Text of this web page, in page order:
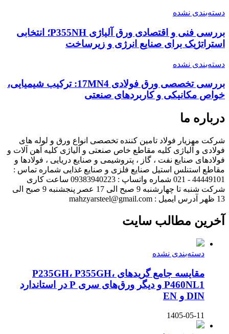
دسته‌بندی نشده
بررسی فنی و اقتصادی ورق آلیاژی P355NH؛ انتخابی
استراتژیک برای صنایع انرژی و زیرساخت
دسته‌بندی نشده
بررسی تخصصی ورق فولادی 17MN4: ترکیب شیمیایی،
خواص مکانیکی و کاربردهای صنعتی
درباره ما
شرکت مهزیار فولاد تامین کننده تخصصی انواع ورق و لوله های
فولادی و آلیاژی کلیه مقاطع خاص صنعتی و آلیاژی کلیه آهن آلات و
فولادهای صنایع نفت ، گاز ، پتروشیمی و صنایع دریایی ، فولادها و
مقاطع استنلس استیل صنایع فلزی و صنایع غذایی شماره تماس :
44449101 - 021 شماره واتساپ : 09383940223 ساعت کاری
شرکت شنبه تا چهارشنبه 9 صبح الی 17 عصر پنجشنبه 9 صبح الی
13 ظهر آدرس ایمیل : mahzyarsteel@gmail.com
آخرین مطالب سایت
دسته‌بندی نشده
مقایسه جامع گریدهای P235GH، P355GH،
P460NL1 و دیگر ورق‌های سری P در استاندارد
DIN و EN
1405-05-11